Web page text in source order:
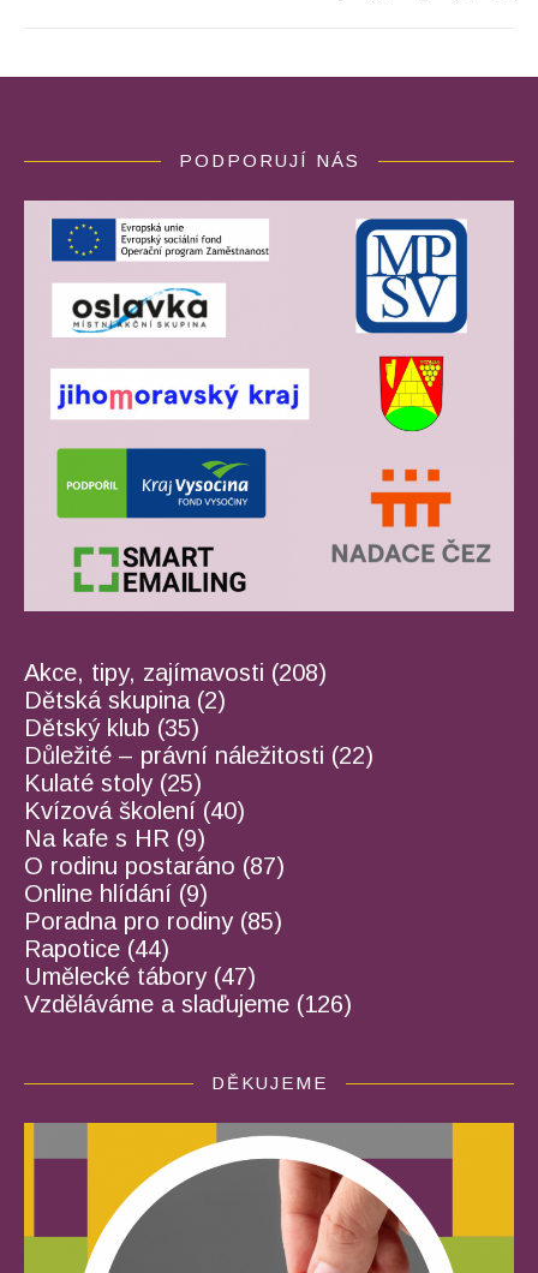
PODPORUJÍ NÁS
Akce, tipy, zajímavosti (208)
Dětská skupina(2)
Dětský klub (35)
Důležité – právní náležitosti (22)
Kulaté stoly(25)
Kvízová školení (40)
Na kafe s HR (9)
O rodinu postaráno (87)
Online hlídání (9)
Poradna pro rodiny(85)
Rapotice (44)
Umělecké tábory(47)
Vzděláváme a slaďujeme (126)
DĚKUJEME